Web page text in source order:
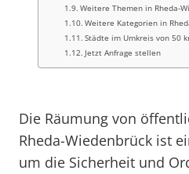
Weitere Themen in Rheda-
Weitere Kategorien in
Städte im Umkreis von 50
Jetzt Anfrage stellen
Die Räumung von
Rheda-Wiedenbrück ist
um die Sicherheit und